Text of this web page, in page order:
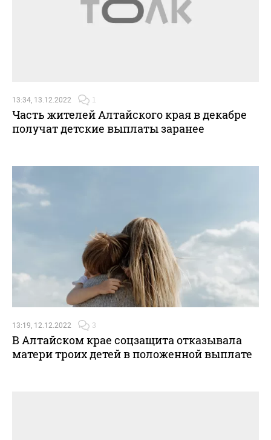
13:34, 13.12.2022 1
Часть жителей Алтайского края в декабре
получат детские выплаты заранее
13:19, 12.12.2022 3
В Алтайском крае соцзащита отказывала
матери троих детей в положенной выплате